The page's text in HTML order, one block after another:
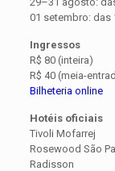
01 setembro: das
Ingressos
R$ 80 (inteira)
R$ 40 (meia-
Bilheteria online
Hotéis oficiais
Tivoli Mofarrej
Rosewood São
Radisson